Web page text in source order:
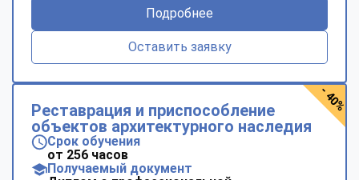
Подробнее
Оставить заявку
Реставрация и приспособление
объектов архитектурного наследия
Срок обучения
от 256 часов
Получаемый документ
- 40%